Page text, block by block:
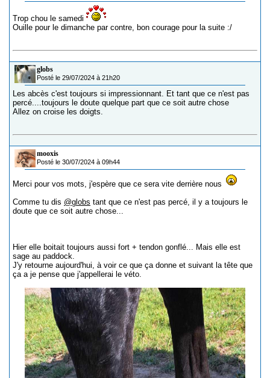
Trop chou le samedi
Ouille pour le dimanche par contre, bon courage pour la suite :/
globs
Posté le 29/07/2024 à 21h20
Les abcès c'est toujours si impressionnant. Et tant que ce n'est pas
percé....toujours le doute quelque part que ce soit autre chose
Allez on croise les doigts.
mooxis
Posté le 30/07/2024 à 09h44
Merci pour vos mots, j'espère que ce sera vite derrière nous
Comme tu dis @globs tant que ce n'est pas percé, il y a toujours le
doute que ce soit autre chose...
Hier elle boitait toujours aussi fort + tendon gonflé... Mais elle est
sage au paddock.
J'y retourne aujourd'hui, à voir ce que ça donne et suivant la tête que
ça a je pense que j'appellerai le véto.